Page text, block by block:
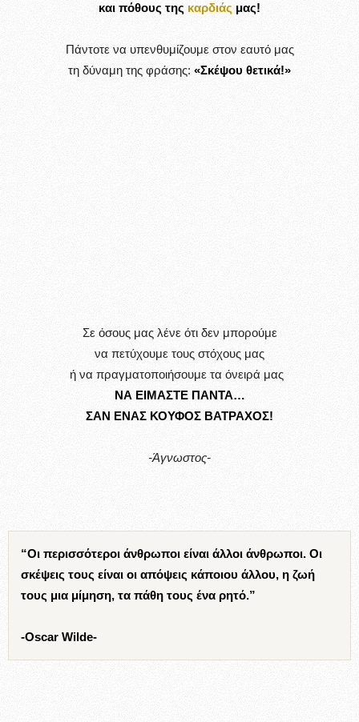
και πόθους της καρδιάς μας!
Πάντοτε να υπενθυμίζουμε στον εαυτό μας
τη δύναμη της φράσης: «Σκέψου θετικά!»
Σε όσους μας λένε ότι δεν μπορούμε
να πετύχουμε τους στόχους μας
ή να πραγματοποιήσουμε τα όνειρά μας
ΝΑ ΕΙΜΑΣΤΕ ΠΑΝΤΑ…
ΣΑΝ ΕΝΑΣ ΚΟΥΦΟΣ ΒΑΤΡΑΧΟΣ!
-Άγνωστος-
“Οι περισσότεροι άνθρωποι είναι άλλοι άνθρωποι. Οι
σκέψεις τους είναι οι απόψεις κάποιου άλλου, η ζωή
τους μια μίμηση, τα πάθη τους ένα ρητό.”
-Oscar Wilde-